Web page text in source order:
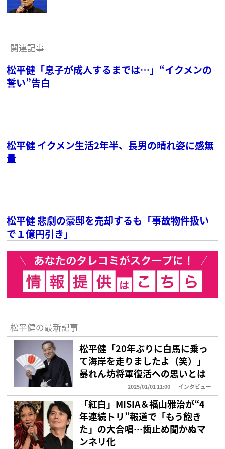
関連記事
松平健「息子が成人するまでは…」“イクメンの
誓い”告白
松平健 イクメン生活2年半、長男の晴れ姿に感無
量
松平健 悲劇の豪邸を売却するも「事故物件扱い
で１億円引き」
松平健の最新記事
松平健「20年ぶりに白馬に乗っ
て海岸を走りましたよ（笑）」
暴れん坊将軍復活への思いとは
2025/01/01 11:00 インタビュー
「紅白」MISIA＆福山雅治が“4
年連続トリ”報道で「もう飽き
た」の大合唱…歯止め聞かぬマ
ンネリ化